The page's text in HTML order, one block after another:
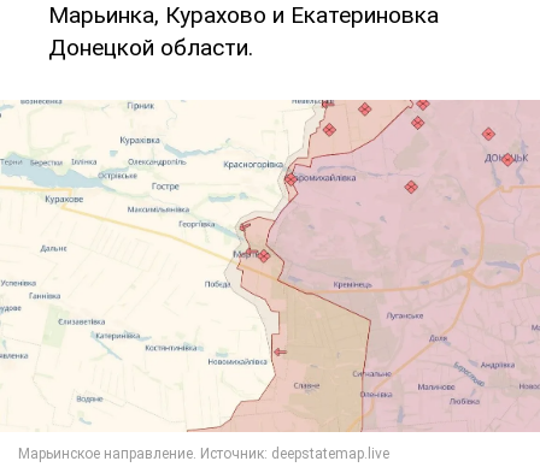
Марьинка, Курахово и Екатериновка
Донецкой области.